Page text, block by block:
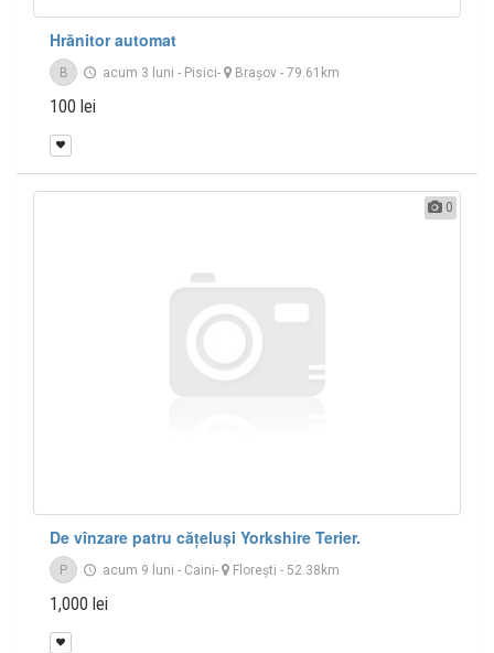
Hrănitor automat
B acum 3 luni - Pisici- Braşov- 79.61km
100 lei
0
De vînzare patru cățeluși Yorkshire Terier.
P acum 9 luni - Caini- Floreşti - 52.38km
1,000 lei